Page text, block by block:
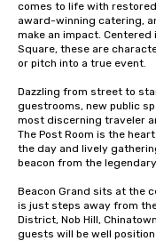
comes to life with
award-winning catering,
make an impact. Centered
Square, these are
or pitch into a true event.
Dazzling from street to
guestrooms, new public
most discerning traveler
The Post Room is the
the day and lively
beacon from the
Beacon Grand sits at the
is just steps away from
District, Nob Hill,
guests will be well